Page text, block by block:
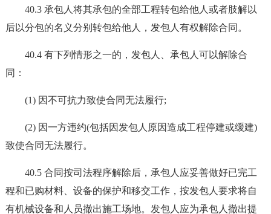
40.3 承包人将其承包的全部工程转包给他人或者肢解以
后以分包的名义分别转包给他人，发包人有权解除合同。
40.4 有下列情形之一的，发包人、承包人可以解除合
同：
(1) 因不可抗力致使合同无法履行;
(2) 因一方违约(包括因发包人原因造成工程停建或缓建)
致使合同无法履行。
40.5 合同按司法程序解除后，承包人应妥善做好已完工
程和已购材料、设备的保护和移交工作，按发包人要求将自
有机械设备和人员撤出施工场地。发包人应为承包人撤出提